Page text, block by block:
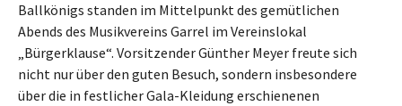
Ballkönigs standen im Mittelpunkt des gemütlichen
Abends des Musikvereins Garrel im Vereinslokal
„Bürgerklause“. Vorsitzender Günther Meyer freute sich
nicht nur über den guten Besuch, sondern insbesondere
über die in festlicher Gala-Kleidung erschienenen